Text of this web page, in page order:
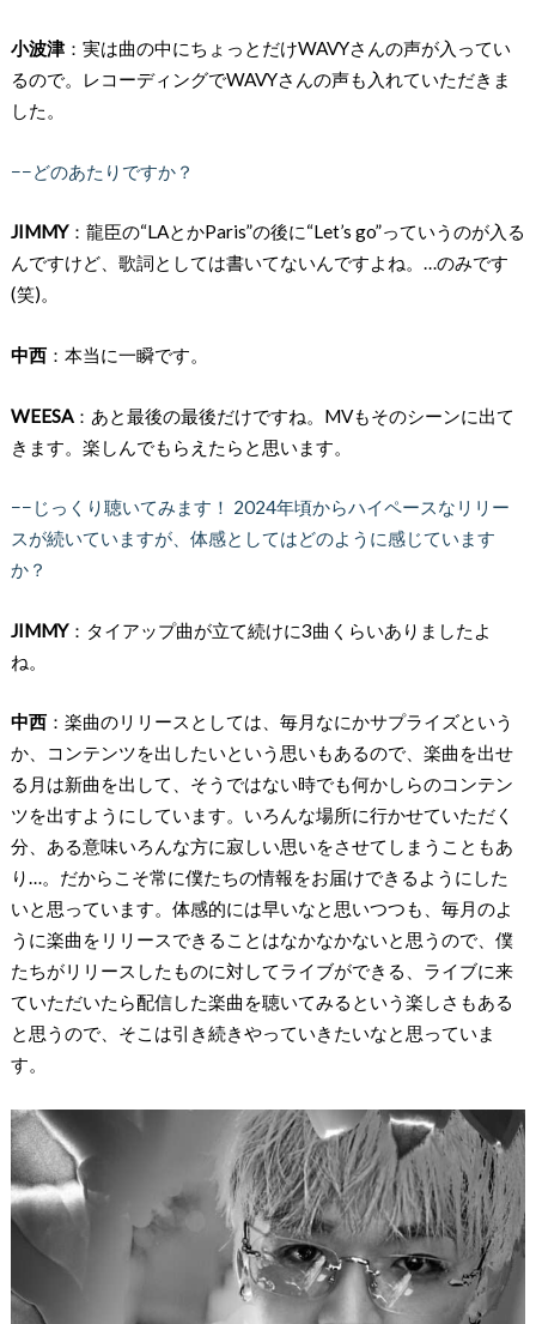
小波津：実は曲の中にちょっとだけWAVYさんの声が入ってい
るので。レコーディングでWAVYさんの声も入れていただきま
した。
−−どのあたりですか？
JIMMY：龍臣の“LAとかParis”の後に“Let’s go”っていうのが入る
んですけど、歌詞としては書いてないんですよね。…のみです
(笑)。
中西：本当に一瞬です。
WEESA：あと最後の最後だけですね。MVもそのシーンに出て
きます。楽しんでもらえたらと思います。
−−じっくり聴いてみます！ 2024年頃からハイペースなリリー
スが続いていますが、体感としてはどのように感じています
か？
JIMMY：タイアップ曲が立て続けに3曲くらいありましたよ
ね。
中西：楽曲のリリースとしては、毎月なにかサプライズという
か、コンテンツを出したいという思いもあるので、楽曲を出せ
る月は新曲を出して、そうではない時でも何かしらのコンテン
ツを出すようにしています。いろんな場所に行かせていただく
分、ある意味いろんな方に寂しい思いをさせてしまうこともあ
り…。だからこそ常に僕たちの情報をお届けできるようにした
いと思っています。体感的には早いなと思いつつも、毎月のよ
うに楽曲をリリースできることはなかなかないと思うので、僕
たちがリリースしたものに対してライブができる、ライブに来
ていただいたら配信した楽曲を聴いてみるという楽しさもある
と思うので、そこは引き続きやっていきたいなと思っていま
す。